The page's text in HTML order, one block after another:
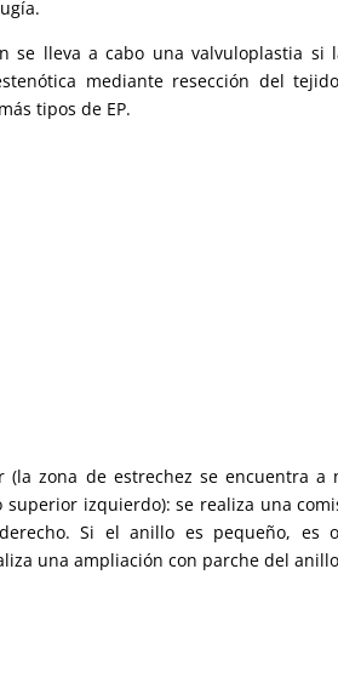
se lleva a cabo una valvuloplastia si
mediante resección del
tipos de EP.
(la zona de estrechez se encuentra
izquierdo): se realiza una
Si el anillo es pequeño, es
una ampliación con parche del